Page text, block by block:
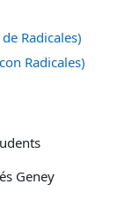
Radicales)
Radicales)
Geney